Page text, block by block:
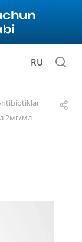
RU
2мг/мл